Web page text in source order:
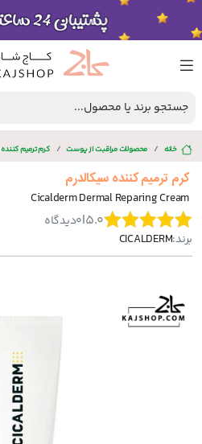
جستجو برند یا محصول...
خانه محصولات مراقبت از پوست کرم ترمیم کننده
کرم ترمیم کننده سیکالدرم
Cicalderm Dermal Reparing Cream
5.0
|
0دیدگاه
برند:CICALDERM